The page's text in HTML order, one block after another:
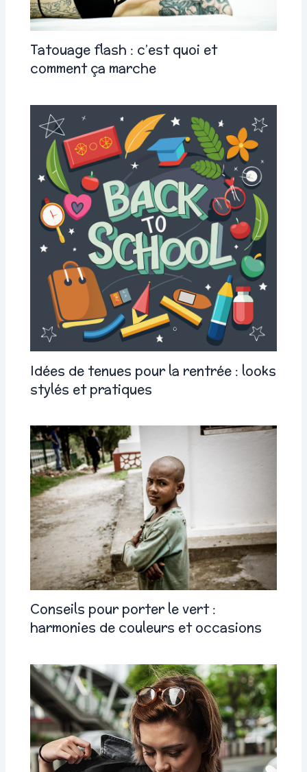
Tatouage flash : c’est quoi et
comment ça marche
Idées de tenues pour la rentrée : looks
stylés et pratiques
Conseils pour porter le vert :
harmonies de couleurs et occasions